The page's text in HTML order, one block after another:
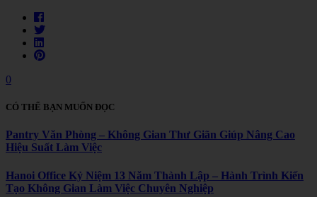
0
CÓ THỂ BẠN MUỐN ĐỌC
Pantry Văn Phòng – Không Gian Thư Giãn Giúp Nâng Cao
Hiệu Suất Làm Việc
Hanoi Office Kỷ Niệm 13 Năm Thành Lập – Hành Trình Kiến
Tạo Không Gian Làm Việc Chuyên Nghiệp